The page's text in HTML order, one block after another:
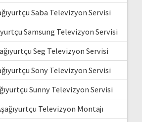
Saba Televizyon Servisi
Samsung Televizyon Servisi
Seg Televizyon Servisi
Sony Televizyon Servisi
Sunny Televizyon Servisi
Televizyon Montajı